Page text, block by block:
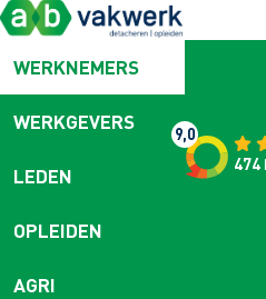
WERKNEMERS
WERKGEVERS
LEDEN
OPLEIDEN
AGRI
9,0
474